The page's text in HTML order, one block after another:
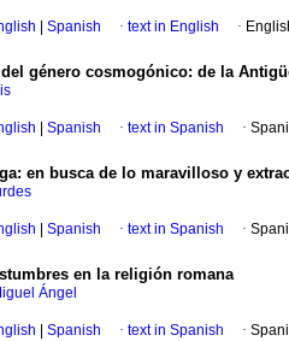
Spanish · text in English ·
género cosmogónico: de la
Spanish · text in Spanish ·
: en busca de lo maravilloso y
Spanish · text in Spanish ·
en la religión romana
Ángel
Spanish · text in Spanish ·